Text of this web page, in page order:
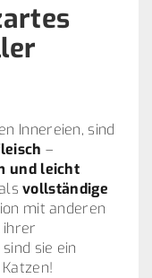
Innereien, sind
–
und leicht
alsvollständige
mit anderen
ihrer
sie ein